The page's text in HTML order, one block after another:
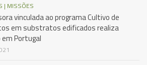
| MISSÕES
vinculada ao programa Cultivo de
em substratos edificados realiza
Portugal